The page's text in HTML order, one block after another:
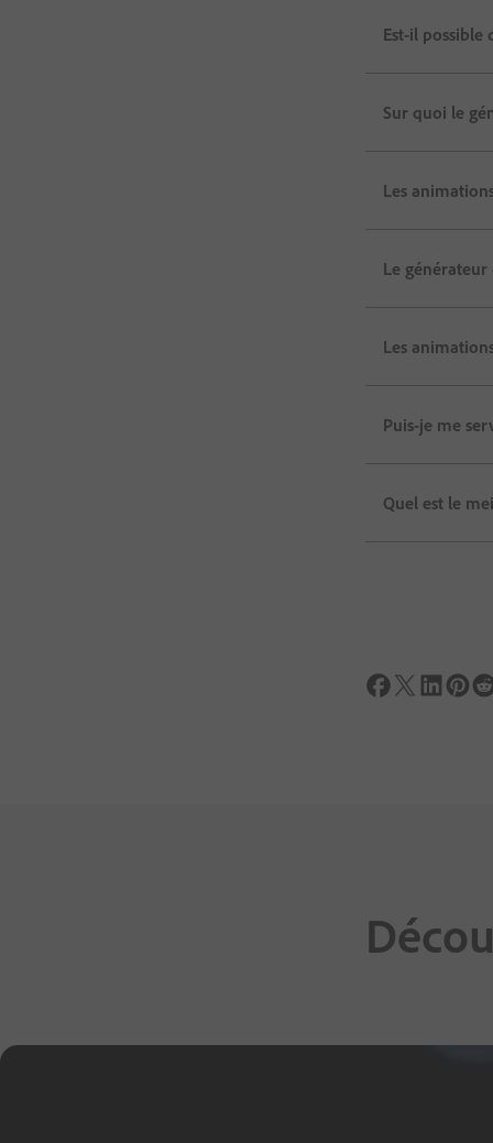
Est-il possible
Sur quoi le
Les
Le
Les
Puis-je me
Quel est le